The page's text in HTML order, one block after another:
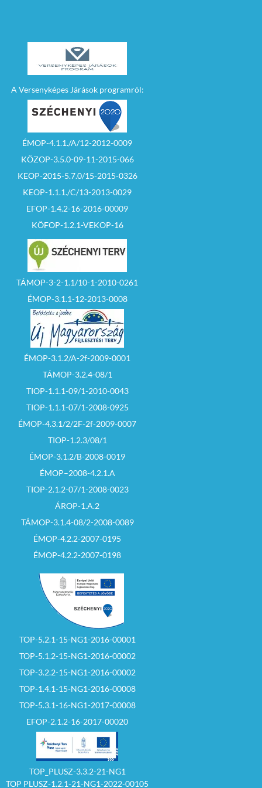
– Az árverésen az
induló ár nem
csökkenthető.
– Az árverést addig
kell folytatni, amíg az
ajánlati árat egy
licitáló tartja csak. Ha
készpénzes
ajánlattevő és
fizetni szándékozó
pályázik, úgy a licit
során kialakuló
azonos ajánlatkor a
készpénzes
nyertesnek
– Ha a licit során
megtett ajánlatok
összege megegyezik,
és új ajánlatot egyik
ajánlattevő sem tesz,
a tárgyalást levezető
személy a nyertes
ajánlattevőt –
sorsolással állapítja
meg.
eredménye az
kihirdetésre kerül. Az
eredmény
megállapítását
követően az érintett
tájékoztatást kap a
szerződéskötés
feltételeiről és
határidejéről.
– Eredménytelen az
árverés, ha azon nem
tettek vételi ajánlatot
vagy az árverés
írásban értesített
második legjobbnak
ítélt ajánlattevő 30
szerződést.
– Eredménytelen az
árverés akkor is, ha a
kiíró valamely
ajánlattevőnek az
eljárás tisztaságához
ajánlattevő érdekeit
sértő cselekménye
miatt az árverés
eredménytelenné
nyilvánítása mellett
amennyiben a kiíró az
eljárást indokolás
eredménytelenné
nyilvánította.
– Az árverés
A Versenyképes Járások programról:
ÉMOP-4.1.1./A/12-2012-0009
KÖZOP-3.5.0-09-11-2015-066
KEOP-2015-5.7.0/15-2015-0326
KEOP-1.1.1./C/13-2013-0029
EFOP-1.4.2-16-2016-00009
KÖFOP-1.2.1-VEKOP-16
TÁMOP-3-2-1.1/10-1-2010-0261
ÉMOP-3.1.1-12-2013-0008
ÉMOP-3.1.2/A-2f-2009-0001
TÁMOP-3.2.4-08/1
TIOP-1.1.1-09/1-2010-0043
TIOP-1.1.1-07/1-2008-0925
ÉMOP-4.3.1/2/2F-2f-2009-0007
TIOP-1.2.3/08/1
ÉMOP-3.1.2/B-2008-0019
ÉMOP–2008-4.2.1.A
TIOP-2.1.2-07/1-2008-0023
ÁROP-1.A.2
TÁMOP-3.1.4-08/2-2008-0089
ÉMOP-4.2.2-2007-0195
ÉMOP-4.2.2-2007-0198
TOP-5.2.1-15-NG1-2016-00001
TOP-5.1.2-15-NG1-2016-00002
TOP-3.2.2-15-NG1-2016-00002
TOP-1.4.1-15-NG1-2016-00008
TOP-5.3.1-16-NG1-2017-00008
EFOP-2.1.2-16-2017-00020
TOP_PLUSZ-3.3.2-21-NG1
TOP PLUSZ-1.2.1-21-NG1-2022-00105